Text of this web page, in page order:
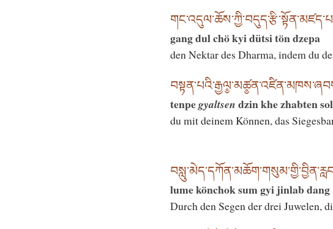
gang dul chö kyi dütsi tön dzepa
den Nektar des Dharma, indem du
tenpegyaltsen dzin khe zhabten sol
du mit deinem Können, das
lume könchok sum gyi jinlab dang
Durch den Segen der drei Juwelen,